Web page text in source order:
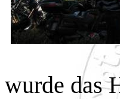
wurde das